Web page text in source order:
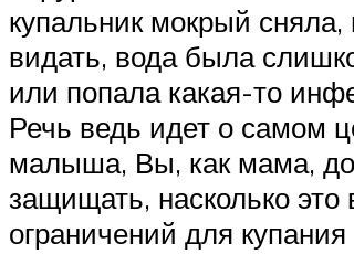
купальник мокрый
видать, вода была
или попала какая-то
Речь ведь идет о самом
малыша, Вы, как мама,
защищать, насколько
ограничений для